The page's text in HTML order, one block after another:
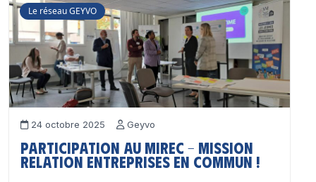
Le réseau GEYVO
24 octobre 2025 Geyvo
Participation au MIREC – Mission
Relation Entreprises en Commun !